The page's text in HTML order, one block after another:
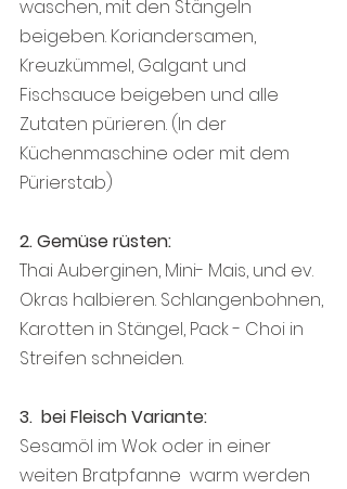
waschen, mit den Stängeln
beigeben. Koriandersamen,
Kreuzkümmel, Galgant und
Fischsauce beigeben und alle
Zutaten pürieren. (In der
Küchenmaschine oder mit dem
Pürierstab)
2. Gemüse rüsten:
Thai Auberginen, Mini- Mais, und ev.
Okras halbieren. Schlangenbohnen,
Karotten in Stängel, Pack - Choi in
Streifen schneiden.
3.  bei Fleisch Variante:
Sesamöl im Wok oder in einer
weiten Bratpfanne  warm werden